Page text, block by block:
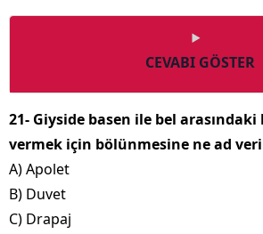
CEVABI GÖSTER
21- Giyside basen ile bel
vermek için bölünmesine ne ad
A) Apolet
B) Duvet
C) Drapaj